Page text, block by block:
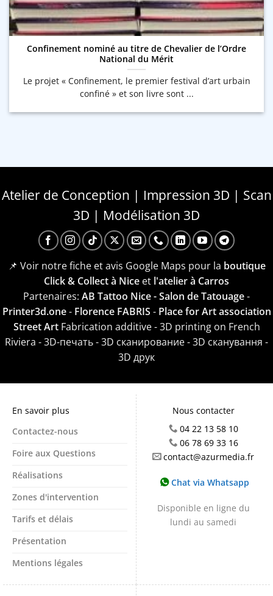
Confinement nominé au titre de Chevalier de l’Ordre
National du Mérit
Le projet « Confinement, le premier festival d’art urbain
confiné » et son livre sont ...
Atelier de Conception | Impression 3D | Scan
3D | Modélisation 3D
📌 Voir notre fiche et avis Google Maps pour la boutique
Click & Collect à Nice et l'atelier à Carros
Partenaires: AB Tattoo Nice - Salon de Tatouage-
Printer3d.one- Florence FABRIS - Place for Art association
Street ArtFabrication additive - 3D printing on French
Riviera - 3D-печать - 3D сканирование - 3D сканування -
3D друк
En savoir plus
Contactez-nous
Foire aux Questions
Réalisations
Zones d'intervention
Tarifs et délais
Présentation
Mentions légales
Nous contacter
04 22 13 58 10
06 78 69 33 16
contact@azurmedia.fr
Chat via Whatsapp
Disponible en ligne du
lundi au samedi